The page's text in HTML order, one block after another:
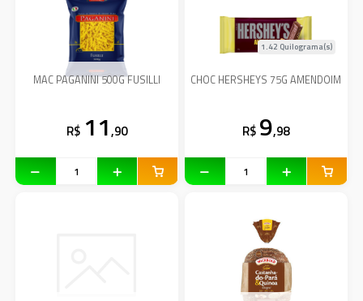
MAC PAGANINI 500G FUSILLI
R$ 11,90
CHOC HERSHEYS 75G AMENDOIM
1.42 Quilograma(s)
R$ 9,98